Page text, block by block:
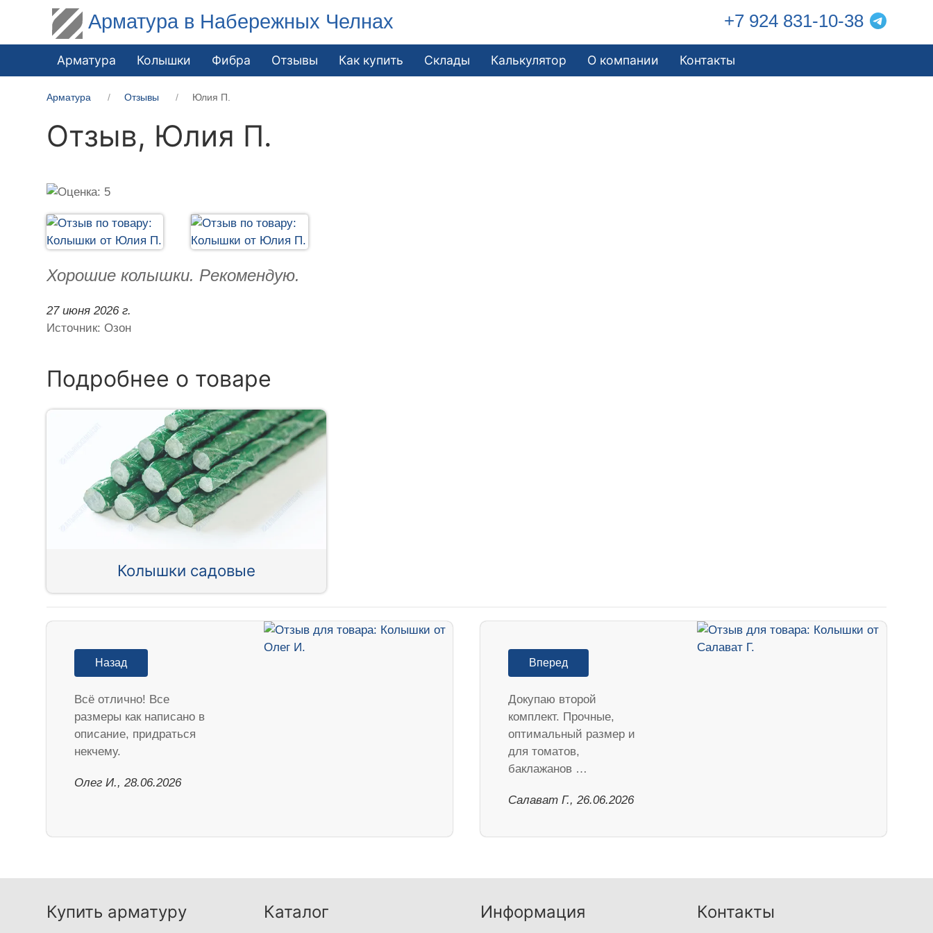
Арматура в Набережных Челнах +7 924 831-10-38
Арматура Колышки Фибра Отзывы Как купить Склады Калькулятор О компании Контакты
Арматура Отзывы Юлия П.
Отзыв, Юлия П.
Хорошие колышки. Рекомендую.
27 июня 2026 г.
Источник: Озон
Подробнее о товаре
Колышки садовые
Назад
Всё отлично! Все
размеры как написано в
описание, придраться
некчему.
Олег И., 28.06.2026
Вперед
Докупаю второй
комплект. Прочные,
оптимальный размер и
для томатов,
баклажанов …
Салават Г., 26.06.2026
Купить арматуру Каталог Информация Контакты